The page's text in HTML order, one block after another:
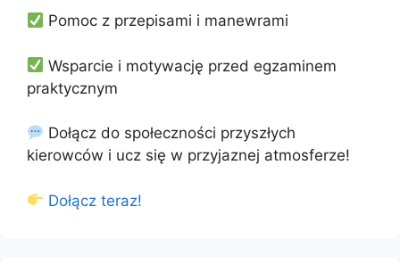
Pomoc z przepisami i manewrami
Wsparcie i motywację przed egzaminem
praktycznym
Dołącz do społeczności przyszłych
kierowców i ucz się w przyjaznej atmosferze!
Dołącz teraz!